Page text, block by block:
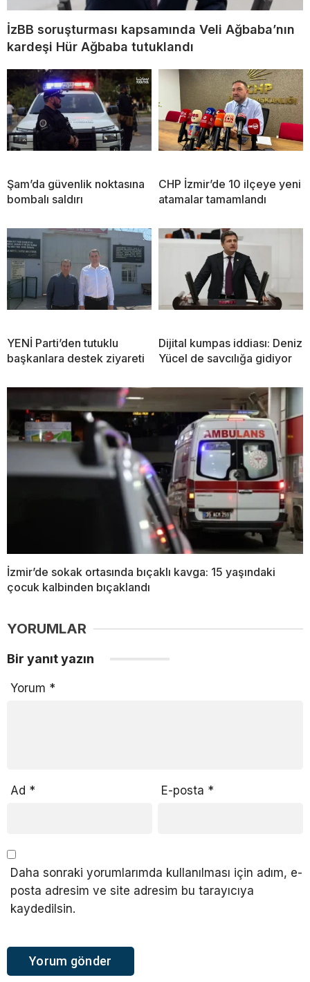
İzBB soruşturması kapsamında Veli Ağbaba’nın
kardeşi Hür Ağbaba tutuklandı
Şam’da güvenlik noktasına
bombalı saldırı
CHP İzmir’de 10 ilçeye yeni
atamalar tamamlandı
YENİ Parti’den tutuklu
başkanlara destek ziyareti
Dijital kumpas iddiası: Deniz
Yücel de savcılığa gidiyor
İzmir’de sokak ortasında bıçaklı kavga: 15 yaşındaki
çocuk kalbinden bıçaklandı
YORUMLAR
Bir yanıt yazın
Yorum *
Ad * E-posta *
Daha sonraki yorumlarımda kullanılması için adım, e-
posta adresim ve site adresim bu tarayıcıya
kaydedilsin.